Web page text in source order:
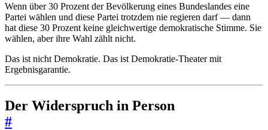
Wenn über 30 Prozent der Bevölkerung eines Bundeslandes eine
Partei wählen und diese Partei trotzdem nie regieren darf — dann
hat diese 30 Prozent keine gleichwertige demokratische Stimme. Sie
wählen, aber ihre Wahl zählt nicht.
Das ist nicht Demokratie. Das ist Demokratie-Theater mit
Ergebnisgarantie.
Der Widerspruch in Person
#